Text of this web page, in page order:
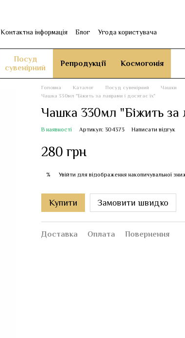
Контактна інформація Блог Угода користувача
Посуд
сувенірний
Репродукції Космогонія
Головна Каталог Посуд сувенірний Чашки
Чашка 330мл "Біжить за лаврами і досягає їх"
Чашка 330мл "Біжить за
В наявності Артикул: 304373 Написати відгук
280 грн
% Увійти для відображення накопичувальної
Купити Замовити швидко
Доставка Оплата Повернення